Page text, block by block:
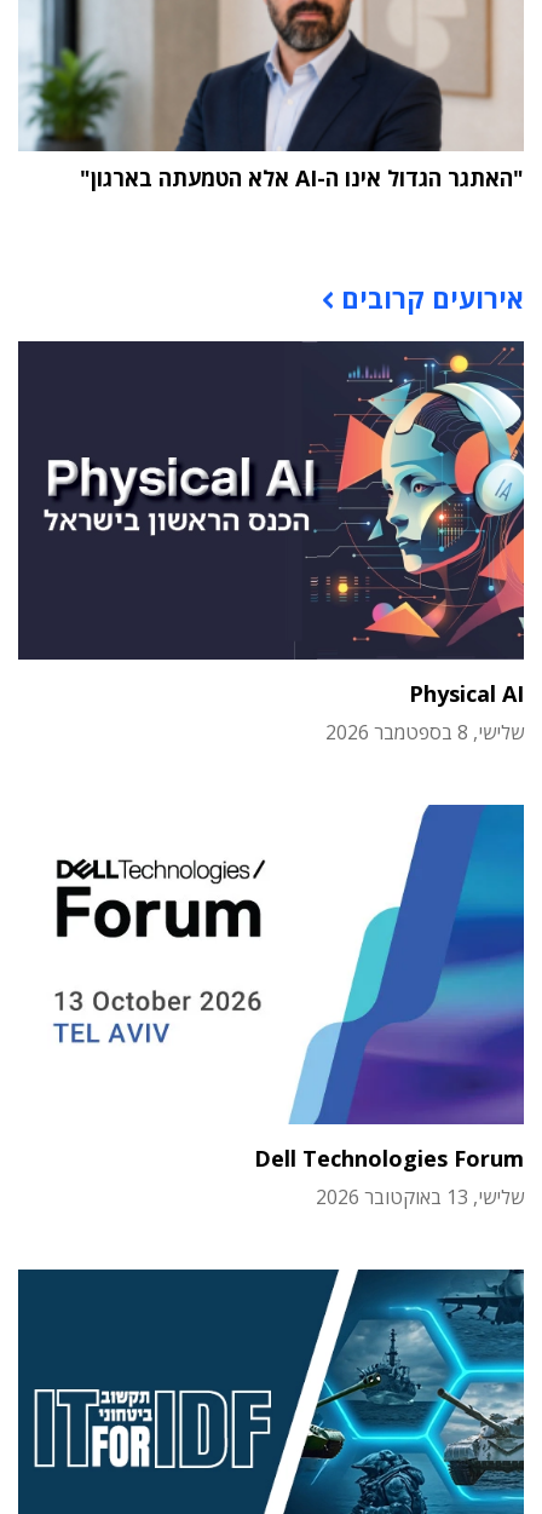
"האתגר הגדול אינו ה-AI אלא הטמעתה בארגון"
אירועים קרובים
Physical AI
שלישי, 8 בספטמבר 2026
Dell Technologies Forum
שלישי, 13 באוקטובר 2026